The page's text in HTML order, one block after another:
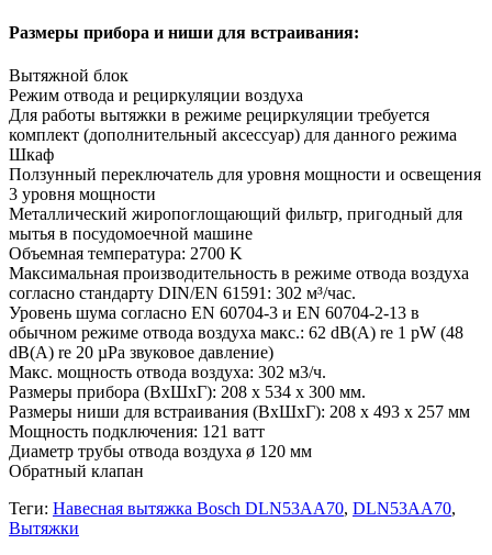
Размеры прибора и ниши для встраивания:
Вытяжной блок
Режим отвода и рециркуляции воздуха
Для работы вытяжки в режиме рециркуляции требуется
комплект (дополнительный аксессуар) для данного режима
Шкаф
Ползунный переключатель для уровня мощности и освещения
3 уровня мощности
Металлический жиропоглощающий фильтр, пригодный для
мытья в посудомоечной машине
Объемная температура: 2700 K
Максимальная производительность в режиме отвода воздуха
согласно стандарту DIN/EN 61591: 302 м³/час.
Уровень шума согласно EN 60704-3 и EN 60704-2-13 в
обычном режиме отвода воздуха макс.: 62 dB(A) re 1 pW (48
dB(A) re 20 µPa звуковое давление)
Макс. мощность отвода воздуха: 302 м3/ч.
Размеры прибора (ВxШxГ): 208 x 534 x 300 мм.
Размеры ниши для встраивания (ВxШxГ): 208 x 493 x 257 мм
Мощность подключения: 121 ватт
Диаметр трубы отвода воздуха ø 120 мм
Обратный клапан
Теги: Навесная вытяжка Bosch DLN53AA70, DLN53AA70,
Вытяжки